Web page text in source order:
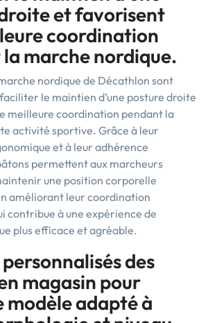
et favorisent
coordination
marche nordique.
nordique de Décathlon sont
le maintien d’une posture droite
meilleure coordination pendant la
activité sportive. Grâce à leur
et à leur adhérence
permettent aux marcheurs
une position corporelle
améliorant leur coordination
contribue à une expérience de
plus efficace et agréable.
des
magasin pour
modèle adapté à